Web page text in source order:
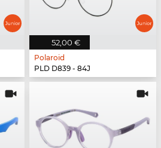
52,00 €
Polaroid
PLD D839 - 84J